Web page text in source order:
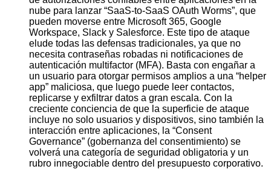
nube para lanzar “SaaS-to-SaaS OAuth Worms”, que
pueden moverse entre Microsoft 365, Google
Workspace, Slack y Salesforce. Este tipo de ataque
elude todas las defensas tradicionales, ya que no
necesita contraseñas robadas ni notificaciones de
autenticación multifactor (MFA). Basta con engañar a
un usuario para otorgar permisos amplios a una “helper
app” maliciosa, que luego puede leer contactos,
replicarse y exfiltrar datos a gran escala. Con la
creciente conciencia de que la superficie de ataque
incluye no solo usuarios y dispositivos, sino también la
interacción entre aplicaciones, la “Consent
Governance” (gobernanza del consentimiento) se
volverá una categoría de seguridad obligatoria y un
rubro innegociable dentro del presupuesto corporativo.